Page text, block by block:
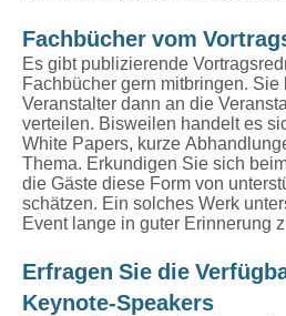
Fachbücher vom
Es gibt publizierende
Fachbücher gern mitbringen.
Veranstalter dann an die
verteilen. Bisweilen handelt es
White Papers, kurze
Thema. Erkundigen Sie sich
die Gäste diese Form von
schätzen. Ein solches Werk
Event lange in guter Erinnerung
Erfragen Sie die
Keynote-Speakers